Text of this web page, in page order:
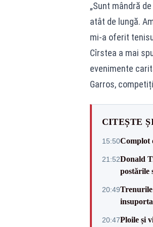
„Sunt mândră
atât de lungă.
mi-a oferit
Cîrstea a mai
evenimente
Garros,
CITEȘTE
15:50Complot
21:52Donald
postările
20:49Trenurile
20:47Ploile și